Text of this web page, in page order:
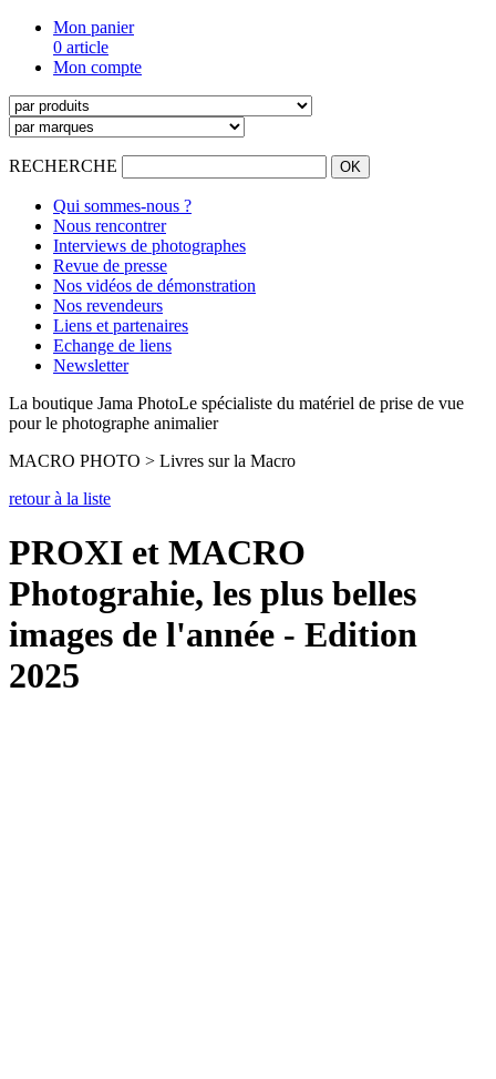
Mon panier
0 article
Mon compte
RECHERCHE
Qui sommes-nous ?
Nous rencontrer
Interviews de photographes
Revue de presse
Nos vidéos de démonstration
Nos revendeurs
Liens et partenaires
Echange de liens
Newsletter
La boutique Jama PhotoLe spécialiste du matériel de prise de vue
pour le photographe animalier
MACRO PHOTO > Livres sur la Macro
retour à la liste
PROXI et MACRO
Photograhie, les plus belles
images de l'année - Edition
2025